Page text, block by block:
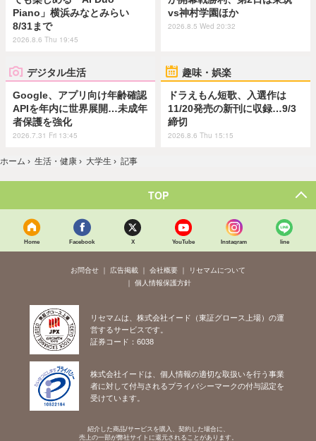
Piano」横浜みなとみらい
8/31まで
2026.8.6 Thu 19:45
vs神村学園ほか
2026.8.5 Wed 20:32
デジタル生活
Google、アプリ向け年齢確認
APIを年内に世界展開…未成年
者保護を強化
2026.7.31 Fri 13:45
趣味・娯楽
ドラえもん短歌、入選作は
11/20発売の新刊に収録…9/3
締切
2026.8.6 Thu 15:15
ホーム › 生活・健康 › 大学生 › 記事
TOP
Home Facebook X YouTube Instagram line
お問合せ 広告掲載 会社概要
リセマムについて
個人情報保護方針
リセマムは、株式会社イード（東証グロース上場）の運
営するサービスです。
証券コード：6038
株式会社イードは、個人情報の適切な取扱いを行う事業
者に対して付与されるプライバシーマークの付与認定を
受けています。
紹介した商品/サービスを購入、契約した場合に、
売上の一部が弊社サイトに還元されることがあります。